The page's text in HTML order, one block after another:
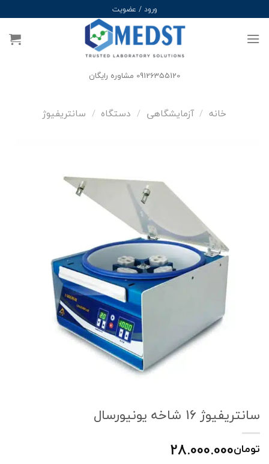
to
content
ورود / عضویت
09126355120 مشاوره رایگان
خانه / آزمایشگاهی / دستگاه / سانتریفیوژ
سانتریفیوژ 16 شاخه یونیورسال
تومان28.000.000